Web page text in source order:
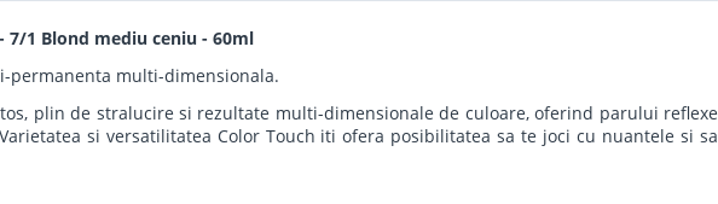
7/1 Blond mediu ceniu - 60ml
permanenta multi-dimensionala.
plin de stralucire si rezultate multi-dimensionale de culoare, oferind parului reflexe
si versatilitatea Color Touch iti ofera posibilitatea sa te joci cu nuantele si sa